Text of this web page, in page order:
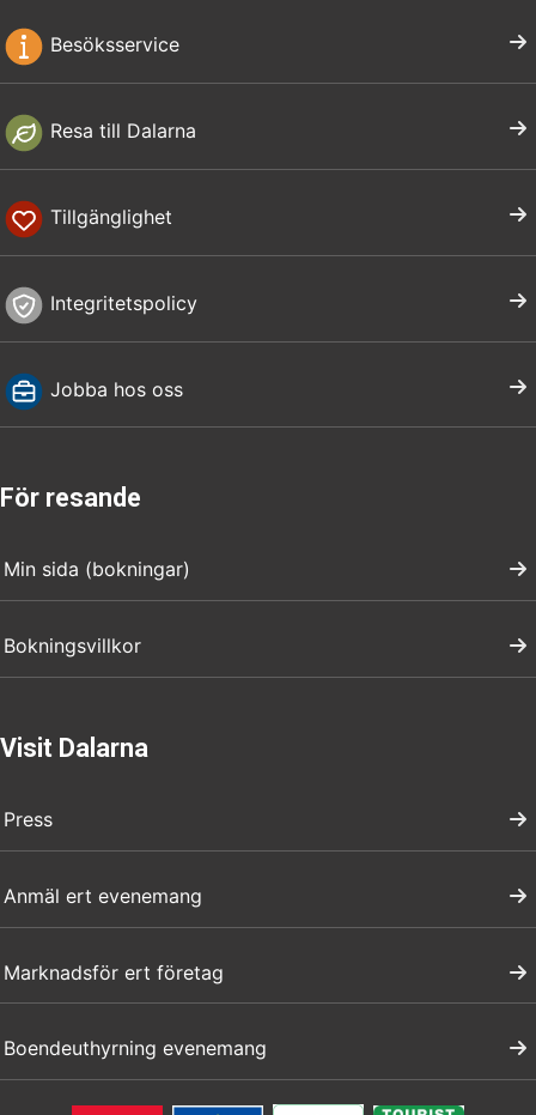
Besöksservice
Resa till Dalarna
Tillgänglighet
Integritetspolicy
Jobba hos oss
För resande
Min sida (bokningar)
Bokningsvillkor
Visit Dalarna
Press
Anmäl ert evenemang
Marknadsför ert företag
Boendeuthyrning evenemang